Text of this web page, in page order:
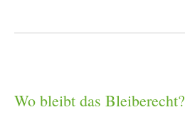
Wo bleibt das Bleiberecht?